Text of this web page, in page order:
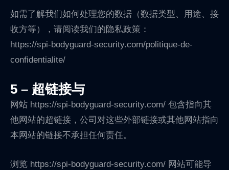
如需了解我们如何处理您的数据（数据类型、用途、接
收方等），请阅读我们的隐私政策：
https://spi-bodyguard-security.com/politique-de-
confidentialite/
5 – 超链接与
网站 https://spi-bodyguard-security.com/ 包含指向其
他网站的超链接，公司对这些外部链接或其他网站指向
本网站的链接不承担任何责任。
浏览 https://spi-bodyguard-security.com/ 网站可能导